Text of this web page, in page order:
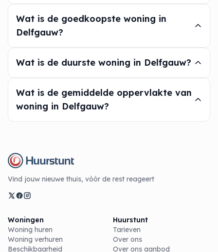
Wat is de goedkoopste woning in
Delfgauw?
Wat is de duurste woning in Delfgauw?
Wat is de gemiddelde oppervlakte van
woning in Delfgauw?
Vind jouw nieuwe thuis, vóór de rest reageert
Woningen
Woning huren
Woning verhuren
Beschikbaarheid
Huurstunt
Tarieven
Over ons
Over ons aanbod